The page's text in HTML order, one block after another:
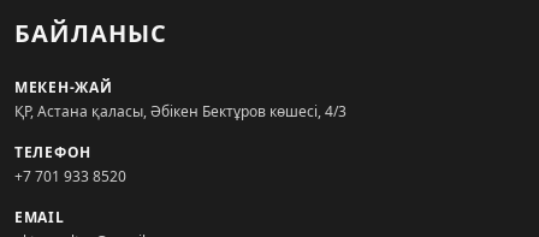
БАЙЛАНЫС
МЕКЕН-ЖАЙ
ҚР, Астана қаласы, Әбікен Бектұров көшесі, 4/3
ТЕЛЕФОН
+7 701 933 8520
EMAIL